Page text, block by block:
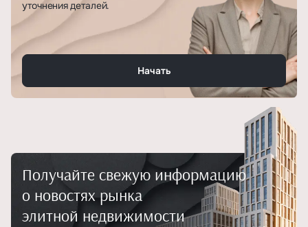
уточнения деталей.
Начать
Получайте свежую информацию
о новостях рынка
элитной недвижимости